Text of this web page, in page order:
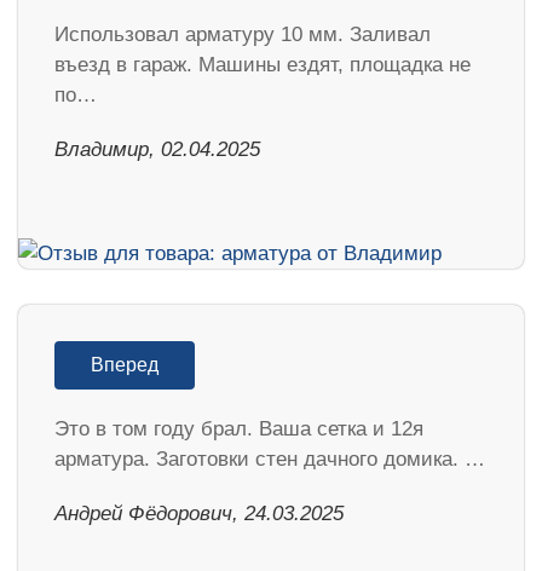
Использовал арматуру 10 мм. Заливал
въезд в гараж. Машины ездят, площадка не
по…
Владимир, 02.04.2025
Вперед
Это в том году брал. Ваша сетка и 12я
арматура. Заготовки стен дачного домика. …
Андрей Фёдорович, 24.03.2025